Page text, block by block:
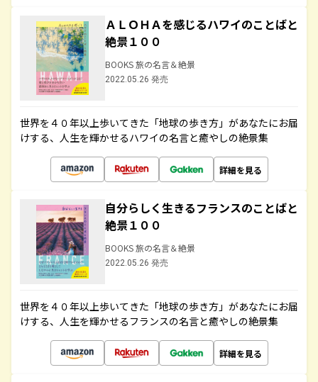
ＡＬＯＨＡを感じるハワイのことばと
絶景１００
BOOKS 旅の名言＆絶景
2022.05.26 発売
世界を４０年以上歩いてきた「地球の歩き方」があなたにお届
けする、人生を輝かせるハワイの名言と癒やしの絶景集
詳細を見る
自分らしく生きるフランスのことばと
絶景１００
BOOKS 旅の名言＆絶景
2022.05.26 発売
世界を４０年以上歩いてきた「地球の歩き方」があなたにお届
けする、人生を輝かせるフランスの名言と癒やしの絶景集
詳細を見る